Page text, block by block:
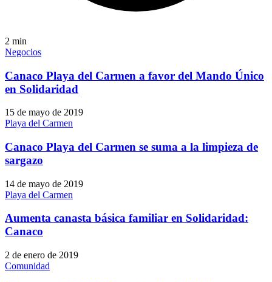
2 min
Negocios
Canaco Playa del Carmen a favor del Mando Único
en Solidaridad
15 de mayo de 2019
Playa del Carmen
Canaco Playa del Carmen se suma a la limpieza de
sargazo
14 de mayo de 2019
Playa del Carmen
Aumenta canasta básica familiar en Solidaridad:
Canaco
2 de enero de 2019
Comunidad